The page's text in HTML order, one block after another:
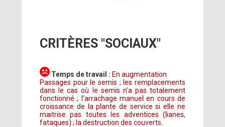
CRITÈRES "SOCIAUX"
Temps de travail : En augmentation
Passages pour le semis ; les remplacements
dans le cas où le semis n’a pas totalement
fonctionné ; l’arrachage manuel en cours de
croissance de la plante de service si elle ne
maitrise pas toutes les adventices (lianes,
fataques) ; la destruction des couverts.